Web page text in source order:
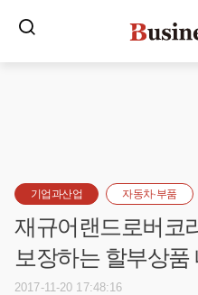
기업과산업 자동차·부품
재규어랜드로버코
보장하는 할부상품
2017-11-20 17:48:16